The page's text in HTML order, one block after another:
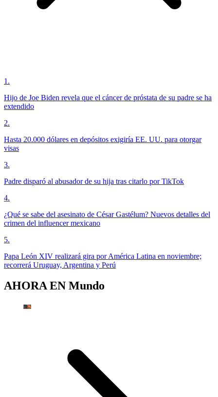
1 .
Hijo de Joe Biden revela que el cáncer de próstata de su padre se ha
extendido
2.
Hasta 20.000 dólares en depósitos exigiría EE. UU. para otorgar
visas
3.
Padre disparó al abusador de su hija tras citarlo por TikTok
4.
¿Qué se sabe del asesinato de César Gastélum? Nuevos detalles del
crimen del influencer mexicano
5.
Papa León XIV realizará gira por América Latina en noviembre;
recorrerá Uruguay, Argentina y Perú
AHORA EN Mundo